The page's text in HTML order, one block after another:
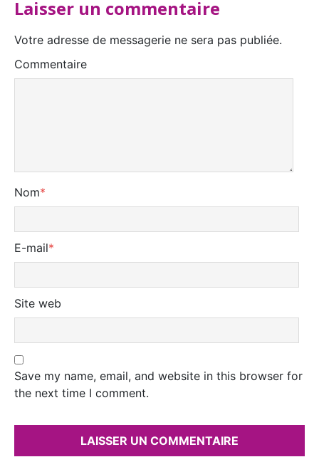
Laisser un commentaire
Votre adresse de messagerie ne sera pas publiée.
Commentaire
Nom*
E-mail*
Site web
Save my name, email, and website in this browser for
the next time I comment.